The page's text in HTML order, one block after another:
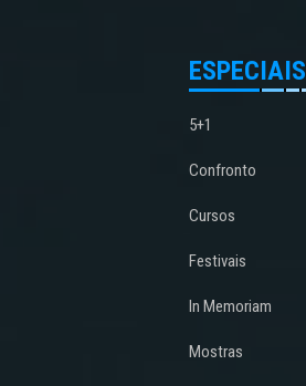
ESPECIAIS
5+1
Confronto
Cursos
Festivais
In Memoriam
Mostras